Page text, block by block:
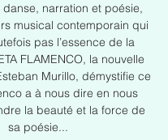
narration et poésie,
musical contemporain qui
pas l’essence de la
FLAMENCO, la nouvelle
Murillo, démystifie ce
a à nous dire en nous
la beauté et la force de
sa poésie...